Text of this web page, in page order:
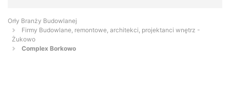
Orły Branży Budowlanej
Firmy Budowlane, remontowe, architekci, projektanci wnętrz -
Żukowo
Complex Borkowo